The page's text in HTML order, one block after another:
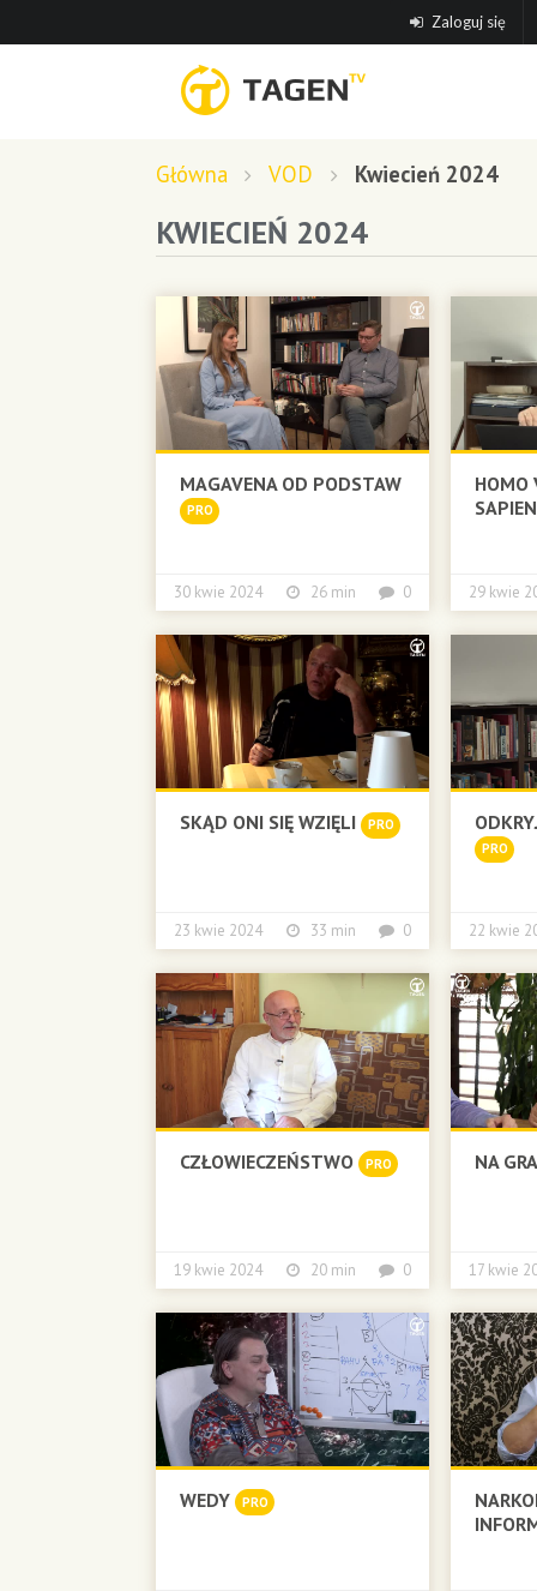
Zaloguj się
Główna VOD Kwiecień 2024
KWIECIEŃ 2024
MAGAVENA OD PODSTAW
PRO
30 kwie 2024 26 min 0
HOMO
29 kwie
SKĄD ONI SIĘ WZIĘLI PRO
23 kwie 2024 33 min 0
PRO
22 kwie
CZŁOWIECZEŃSTWO PRO
19 kwie 2024 20 min 0
NA
17 kwie
WEDY PRO